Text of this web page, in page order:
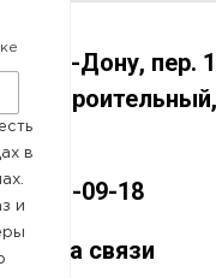
в
и
на-Дону, пер.
551-09-18
на связи